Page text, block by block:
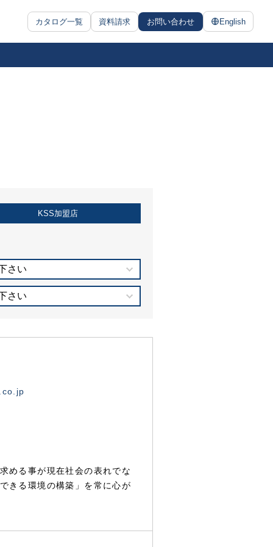
カタログ一覧 資料請求 お問い合わせ English
KSS加盟店
さい
さい
める事が現在社会の表れでな
きる環境の構築」を常に心が